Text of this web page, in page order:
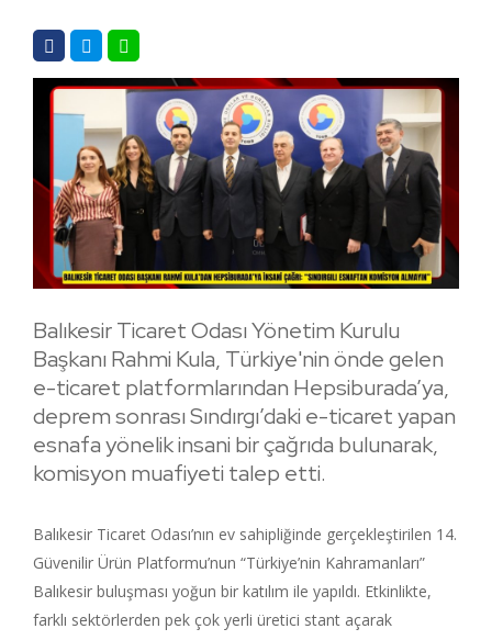
Balıkesir Ticaret Odası Yönetim Kurulu
Başkanı Rahmi Kula, Türkiye'nin önde gelen
e-ticaret platformlarından Hepsiburada’ya,
deprem sonrası Sındırgı’daki e-ticaret yapan
esnafa yönelik insani bir çağrıda bulunarak,
komisyon muafiyeti talep etti.
Balıkesir Ticaret Odası’nın ev sahipliğinde gerçekleştirilen 14.
Güvenilir Ürün Platformu’nun “Türkiye’nin Kahramanları”
Balıkesir buluşması yoğun bir katılım ile yapıldı. Etkinlikte,
farklı sektörlerden pek çok yerli üretici stant açarak